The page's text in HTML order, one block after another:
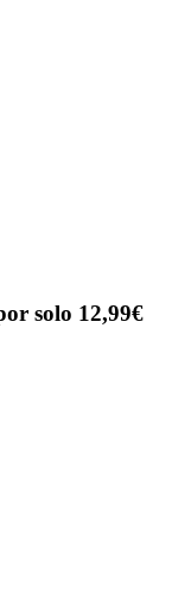
solo 12,99€